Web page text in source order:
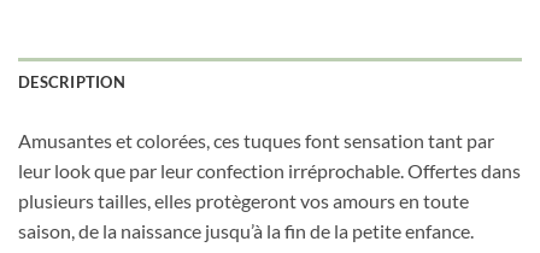
DESCRIPTION
Amusantes et colorées, ces tuques font sensation tant par
leur look que par leur confection irréprochable. Offertes dans
plusieurs tailles, elles protègeront vos amours en toute
saison, de la naissance jusqu’à la fin de la petite enfance.
Obtenez 10% de rabais
Courriel*